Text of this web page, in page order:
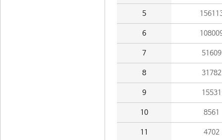
5
6
7 51609
8 31782
9 15531
10 8561
11 4702